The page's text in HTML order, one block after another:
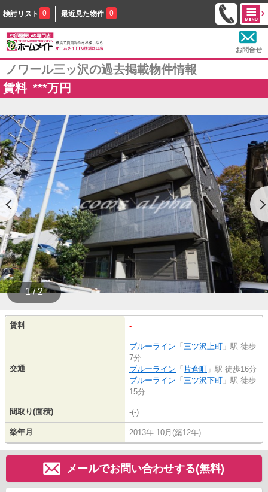
検討リスト 0 最近見た物件 0
お問合せ
ノワール三ッ沢の過去掲載物件情報
賃料 ***万円
1 / 2
賃料 -
交通
ブルーライン 「 三ツ沢上町 」駅 徒歩
7分
ブルーライン 「 片倉町 」駅 徒歩16分
ブルーライン 「 三ツ沢下町 」駅 徒歩
15分
間取り(面積) -(-)
築年月 2013年 10月(築12年)
メールでお問い合わせする(無料)